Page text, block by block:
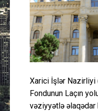
Xarici İşlər Nazirliyi
Fondunun Laçın
vəziyyətlə əlaqədar